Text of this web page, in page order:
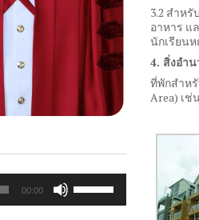
3.2 สำหรั
อาหาร แ
นักเรียน
4. สิ่งอำ
ที่พักสำห
Area) เช่
00:00
Up/Down
Arrow